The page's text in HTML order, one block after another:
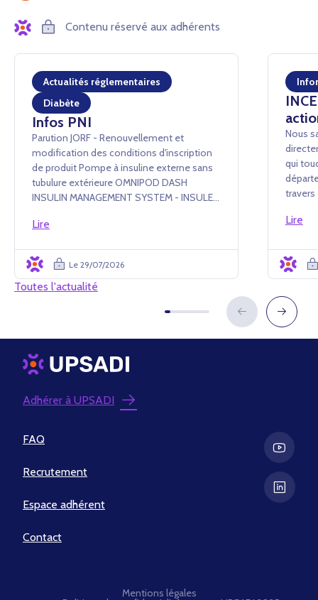
Contenu réservé aux adhérents
Actualités réglementaires
Diabète
Infos PNI
Parution JORF - Renouvellement et
modification des conditions d'inscription
de produit Pompe à insuline externe sans
tubulure extérieure OMNIPOD DASH
INSULIN MANAGEMENT SYSTEM - INSULET
renouvellement d'inscription et
Lire
Le 29/07/2026
Nous
qui
Lire
Toutes l'actualité
Adhérer à UPSADI
FAQ
Recrutement
Espace adhérent
Contact
Mentions légales